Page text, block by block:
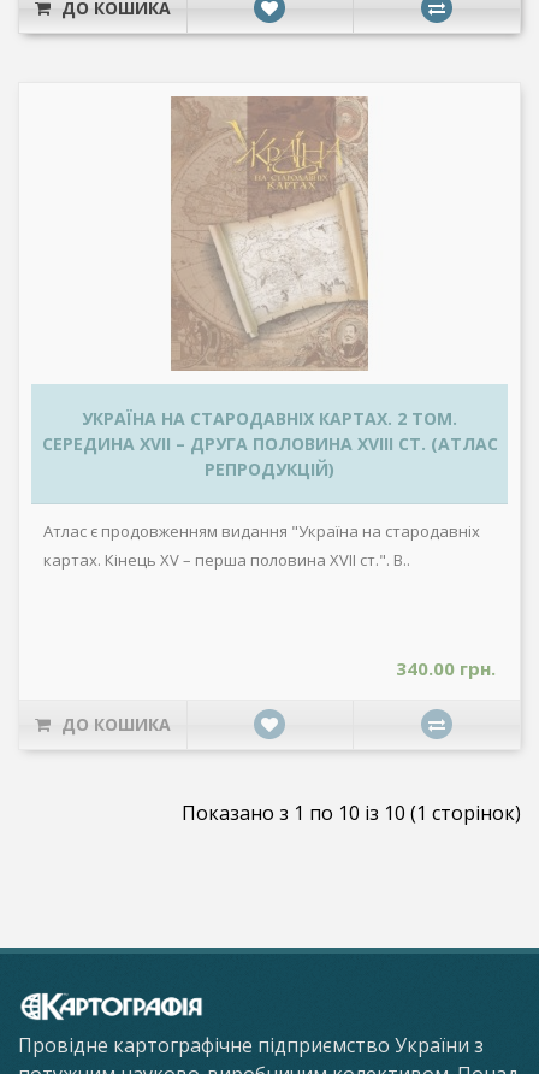
ДО КОШИКА
УКРАЇНА НА СТАРОДАВНІХ КАРТАХ. 2 ТОМ.
СЕРЕДИНА ХVII – ДРУГА ПОЛОВИНА XVIII СТ. (АТЛАС
РЕПРОДУКЦІЙ)
Атлас є продовженням видання "Україна на стародавніх
картах. Кінець ХV – перша половина XVII ст.". В..
340.00 грн.
ДО КОШИКА
Показано з 1 по 10 із 10 (1 сторінок)
Провідне картографічне підприємство України з